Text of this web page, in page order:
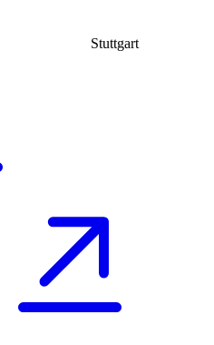
Stuttgart